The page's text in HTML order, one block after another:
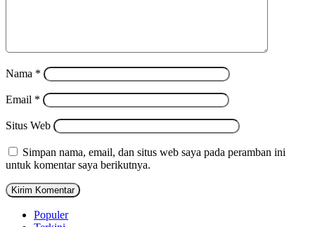
Nama *
Email *
Situs Web
Simpan nama, email, dan situs web saya pada peramban ini
untuk komentar saya berikutnya.
Populer